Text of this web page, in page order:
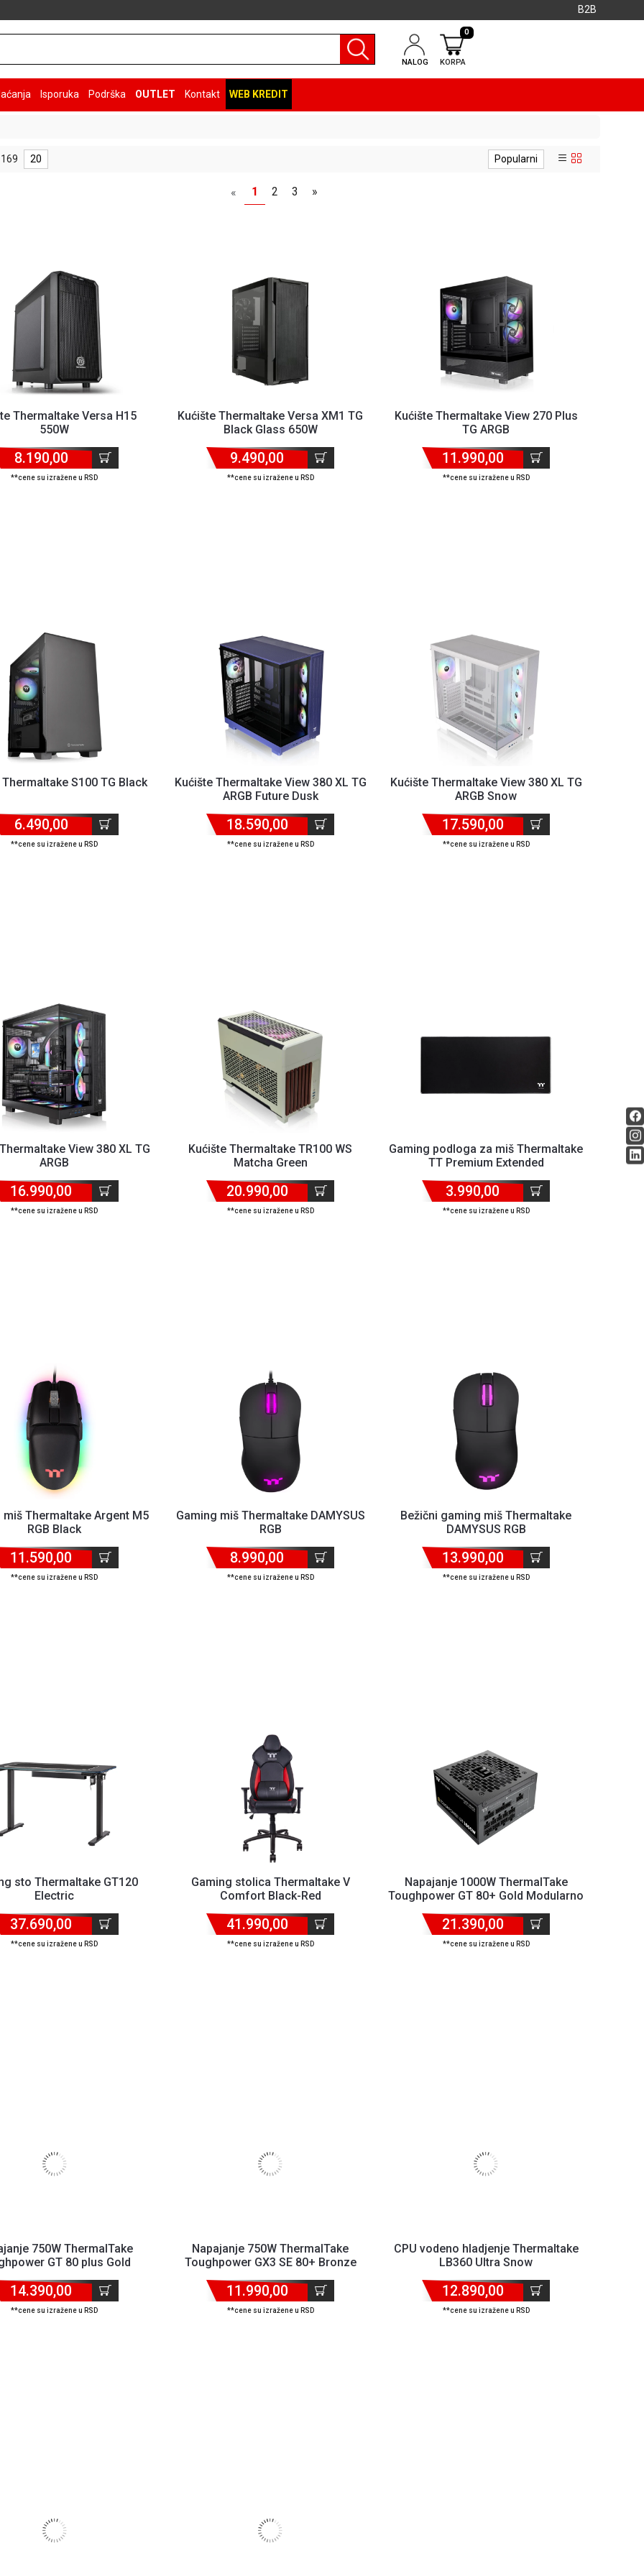
B2B
NALOG KORPA
0
Isporuka Podrška OUTLET Kontakt WEB KREDIT
20 Popularni
« 1 2 3 »
Thermaltake Versa H15
550W
8.190,00
**cene su izražene u RSD
Kućište Thermaltake Versa XM1 TG
Black Glass 650W
9.490,00
**cene su izražene u RSD
Kućište Thermaltake View 270 Plus
TG ARGB
11.990,00
**cene su izražene u RSD
S100 TG Black
6.490,00
**cene su izražene u RSD
Kućište Thermaltake View 380 XL TG
ARGB Future Dusk
18.590,00
**cene su izražene u RSD
Kućište Thermaltake View 380 XL TG
ARGB Snow
17.590,00
**cene su izražene u RSD
View 380 XL TG
ARGB
16.990,00
**cene su izražene u RSD
Kućište Thermaltake TR100 WS
Matcha Green
20.990,00
**cene su izražene u RSD
Gaming podloga za miš Thermaltake
TT Premium Extended
3.990,00
**cene su izražene u RSD
miš Thermaltake Argent M5
RGB Black
11.590,00
**cene su izražene u RSD
Gaming miš Thermaltake DAMYSUS
RGB
8.990,00
**cene su izražene u RSD
Bežični gaming miš Thermaltake
DAMYSUS RGB
13.990,00
**cene su izražene u RSD
sto Thermaltake GT120
Electric
37.690,00
**cene su izražene u RSD
Gaming stolica Thermaltake V
Comfort Black-Red
41.990,00
**cene su izražene u RSD
Napajanje 1000W ThermalTake
Toughpower GT 80+ Gold Modularno
21.390,00
**cene su izražene u RSD
750W ThermalTake
GT 80 plus Gold
14.390,00
**cene su izražene u RSD
Napajanje 750W ThermalTake
Toughpower GX3 SE 80+ Bronze
11.990,00
**cene su izražene u RSD
CPU vodeno hladjenje Thermaltake
LB360 Ultra Snow
12.890,00
**cene su izražene u RSD